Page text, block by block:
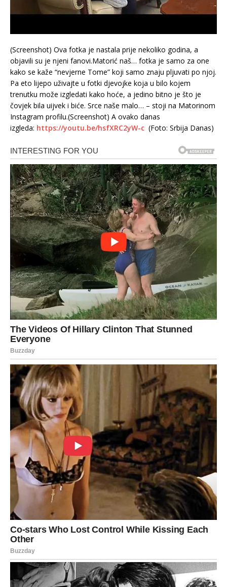
(Screenshot) Ova fotka je nastala prije nekoliko godina, a
objavili su je njeni fanovi.Matorić naš… fotka je samo za one
kako se kaže “nevjerne Tome” koji samo znaju pljuvati po njoj.
Pa eto lijepo uživajte u fotki djevojke koja u bilo kojem
trenutku može izgledati kako hoće, a jedino bitno je što je
čovjek bila uijvek i biće. Srce naše malo… – stoji na Matorinom
Instagram profilu.(Screenshot) A ovako danas
izgleda: https://youtu.be/hsfXRC2yW-c (Foto: Srbija Danas)